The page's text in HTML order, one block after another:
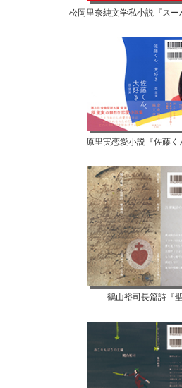
松岡里奈純文学私小説『スー
原里実恋愛小説『佐藤く
鶴山裕司長篇詩『